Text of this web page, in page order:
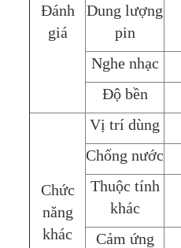
Đánh
giá
Dung lượng
pin
Nghe nhạc
Độ bền
Chức
năng
khác
Vị trí dùng
Chống nước
Thuộc tính
khác
Cảm ứng